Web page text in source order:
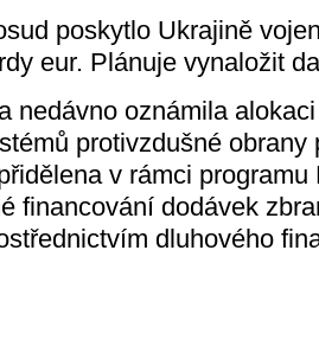
poskytlo Ukrajině
eur. Plánuje vynaložit
nedávno oznámila
protivzdušné
v rámci
financování dodávek
dluhového